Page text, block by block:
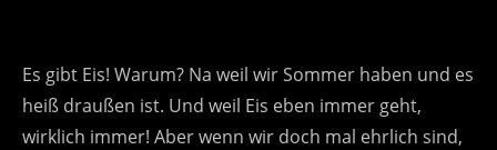
Es gibt Eis! Warum? Na weil wir Sommer haben und es
heiß draußen ist. Und weil Eis eben immer geht,
wirklich immer! Aber wenn wir doch mal ehrlich sind,